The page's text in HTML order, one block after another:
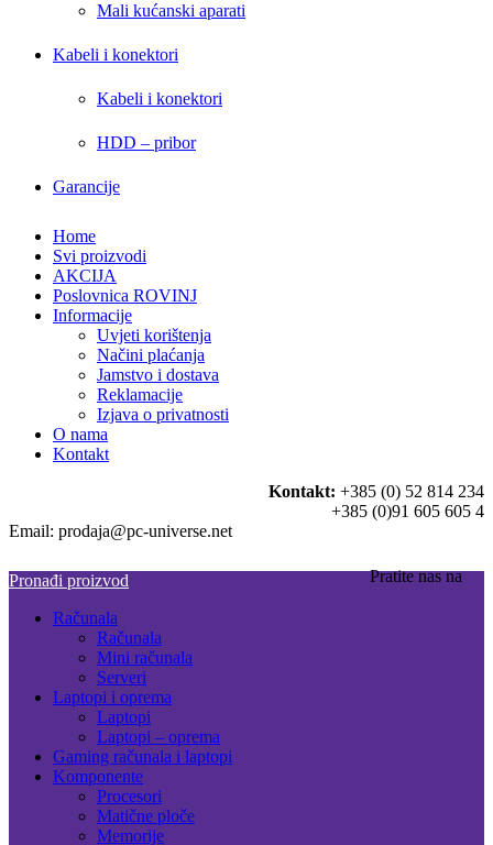
Mali kućanski aparati
Kabeli i konektori
Kabeli i konektori
HDD – pribor
Garancije
Home
Svi proizvodi
AKCIJA
Poslovnica ROVINJ
Informacije
Uvjeti korištenja
Načini plaćanja
Jamstvo i dostava
Reklamacije
Izjava o privatnosti
O nama
Kontakt
Kontakt: +385 (0) 52 814 234
+385 (0)91 605 605 4
Email: prodaja@pc-universe.net
Pratite nas na
Pronađi proizvod
Računala
Računala
Mini računala
Serveri
Laptopi i oprema
Laptopi
Laptopi – oprema
Gaming računala i laptopi
Komponente
Procesori
Matične ploče
Memorije